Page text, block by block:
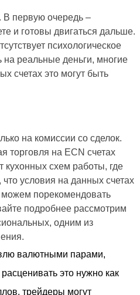
В первую очередь –
и готовы двигаться дальше.
психологическое
на реальные деньги, многие
счетах это могут быть
на комиссии со сделок.
торговля на ECN счетах
кухонных схем работы, где
условия на данных счетах
можем порекомендовать
подробнее рассмотрим
одним из
валютными парами,
это нужно как
трейдеры могут